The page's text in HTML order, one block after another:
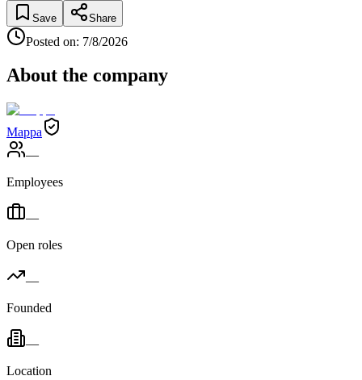
Save Share
Posted on: 7/8/2026
About the company
Mappa
—
Employees
—
Open roles
—
Founded
—
Location